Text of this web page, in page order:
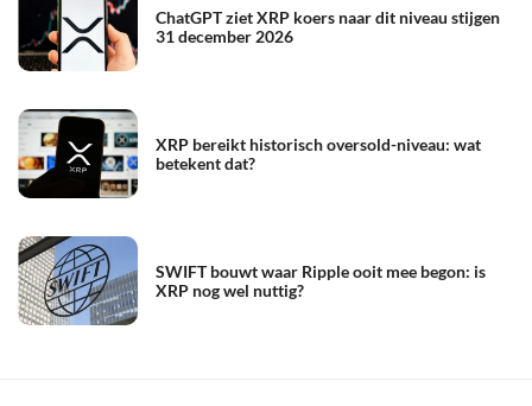
ChatGPT ziet XRP koers naar dit niveau stijgen
31 december 2026
XRP bereikt historisch oversold-niveau: wat
betekent dat?
SWIFT bouwt waar Ripple ooit mee begon: is
XRP nog wel nuttig?